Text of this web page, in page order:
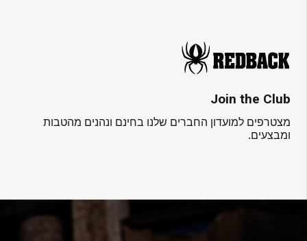
Join the Club
מצטרפים למועדון החברים שלנו בחינם ונהנים מהטבות
ומבצעים.